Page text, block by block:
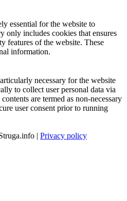
essential for the website to
only includes cookies that ensures
features of the website. These
information.
necessary for the website
to collect user personal data via
are termed as non-necessary
user consent prior to running
| Privacy policy